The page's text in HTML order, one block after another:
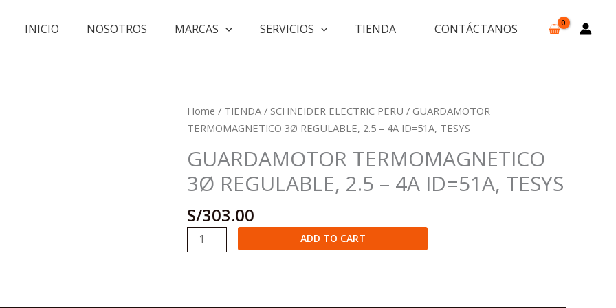
INICIO NOSOTROS MARCAS SERVICIOS TIENDA CONTÁCTANOS
Home / TIENDA / SCHNEIDER ELECTRIC PERU / GUARDAMOTOR
TERMOMAGNETICO 3Ø REGULABLE, 2.5 – 4A ID=51A, TESYS
GUARDAMOTOR TERMOMAGNETICO
3Ø REGULABLE, 2.5 – 4A ID=51A, TESYS
S/303.00
GUARDAMOTOR
TERMOMAGNETICO
ADD TO CART